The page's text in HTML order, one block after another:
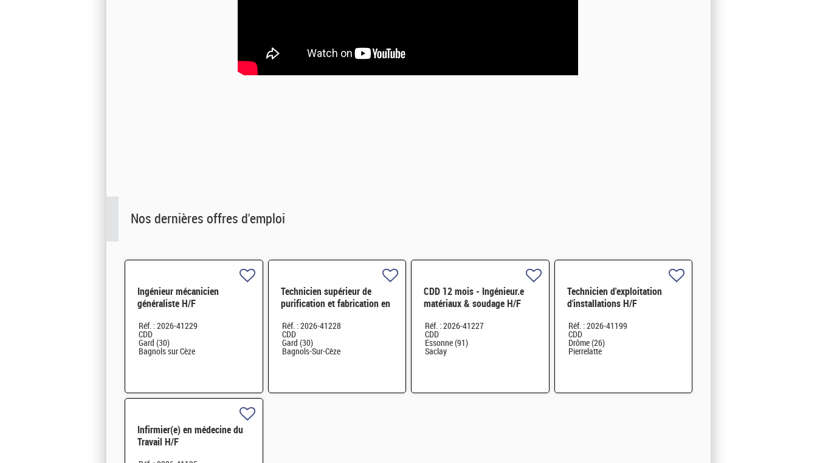
Nos dernières offres d'emploi
Ingénieur mécanicien
généraliste H/F
Réf. : 2026-41229
CDD
Gard (30)
Bagnols sur Cèze
Technicien supérieur de
purification et fabrication en
Réf. : 2026-41228
CDD
Gard (30)
Bagnols-Sur-Cèze
CDD 12 mois - Ingénieur.e
matériaux & soudage H/F
Réf. : 2026-41227
CDD
Essonne (91)
Saclay
Technicien d'exploitation
d'installations H/F
Réf. : 2026-41199
CDD
Drôme (26)
Pierrelatte
Infirmier(e) en médecine du
Travail H/F